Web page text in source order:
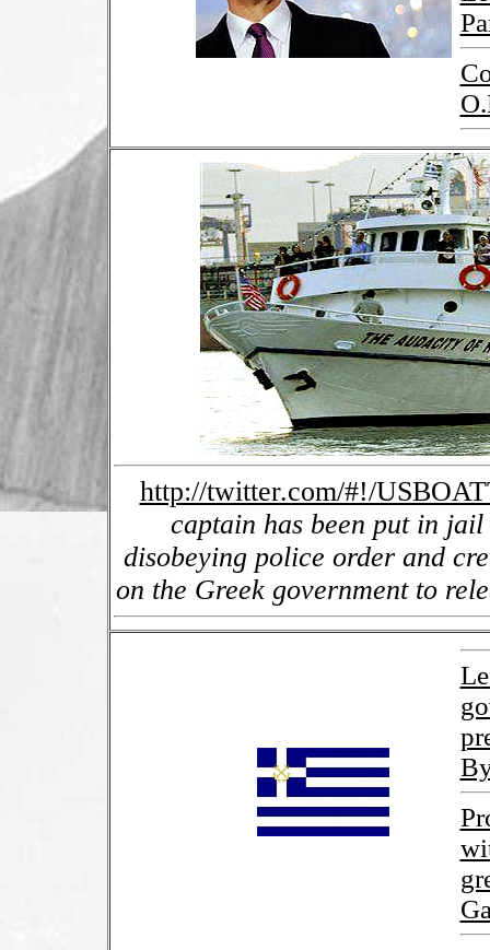
http://twitter.com/#!/
captain has been put in
disobeying police order and
on the Greek government to